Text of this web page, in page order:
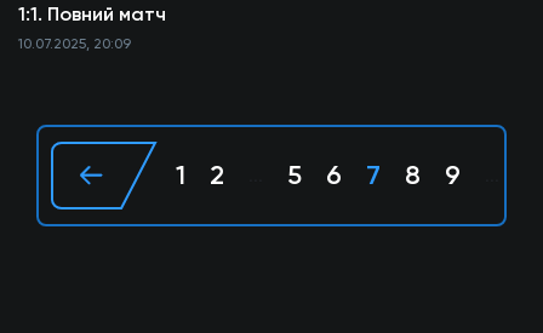
1:1. Повний матч
10.07.2025, 20:09
1 2 5 6 7 8 9